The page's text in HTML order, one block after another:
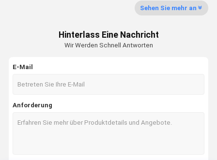
Geschwindigkeitstordrehkreuz
Schwenktürdrehkreuz
Gesichtsanerkennungs-Drehkreuz
Sehen Sie mehr an
Hinterlass Eine Nachricht
Wir Werden Schnell Antworten
E-Mail
Anforderung